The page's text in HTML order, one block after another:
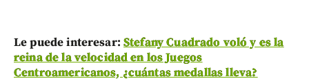
Le puede interesar: Stefany Cuadrado voló y es la
reina de la velocidad en los Juegos
Centroamericanos, ¿cuántas medallas lleva?